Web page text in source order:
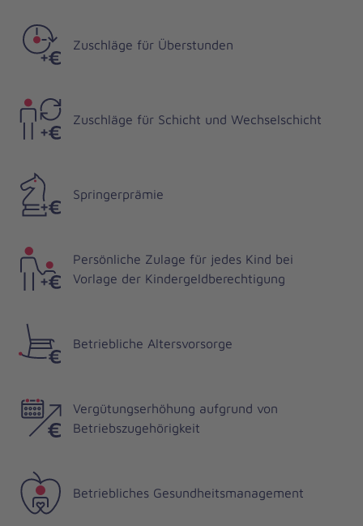
Zuschläge für Überstunden
Zuschläge für Schicht und Wechselschicht
Springerprämie
Persönliche Zulage für jedes Kind bei
Vorlage der Kindergeldberechtigung
Betriebliche Altersvorsorge
Vergütungserhöhung aufgrund von
Betriebszugehörigkeit
Betriebliches Gesundheitsmanagement